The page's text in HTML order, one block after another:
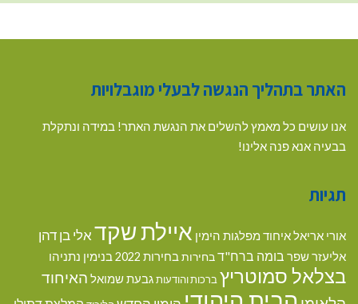
האתר בתהליך הנגשה לבעלי מוגבלויות
אנו עושים כל מאמץ להשלים את הנגשת האתר! במידה ונתקלת
בבעיה אנא פנה אלינו!
תגיות
אורי אריאלאיחוד מפלגות הימין איילת שקדאלי בן דהן
אליעזר שפר בומה ברח"דבחירות בחירות 2022 בנימין נתניהו
בצלאל סמוטריץ ברכות והודעותגבעת שמואל האיחוד